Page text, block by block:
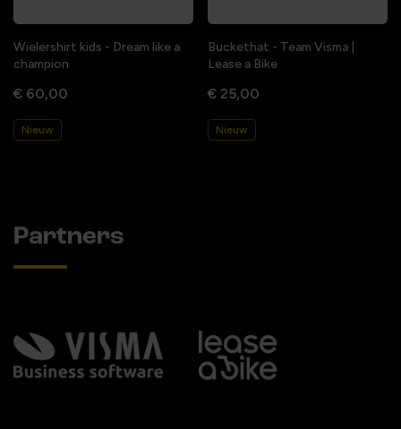
Wielershirt kids - Dream like a
champion
€ 60,00
Nieuw
Buckethat - Team Visma |
Lease a Bike
€ 25,00
Nieuw
Partners